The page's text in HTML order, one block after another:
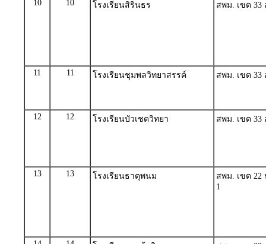
10 10 โรงเรียนสิรินธร สพม. เขต 33
11 11 โรงเรียนชุมพลวิทยาสรรค์ สพม. เขต 33
12 12 โรงเรียนบัวเชดวิทยา สพม. เขต 33
13 13 โรงเรียนธาตุพนม
สพม. เขต
1